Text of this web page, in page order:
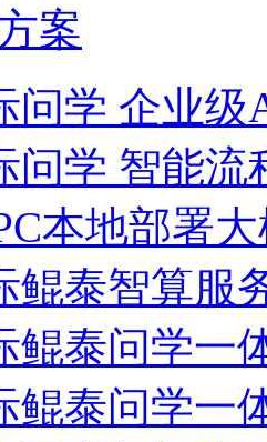
案
问学 企业级
问学 智能流
本地部署
鲲泰智算服
鲲泰问学一
鲲泰问学一